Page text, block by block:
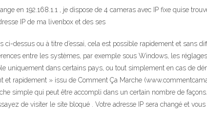
en 192.168.1.1 , je dispose de 4 cameras avec IP fixe quise
IP de ma livenbox et des ses
dessus ou à titre d’essai, cela est possible rapidement et sans
entre les systèmes, par exemple sous Windows, les
uniquement dans certains pays, ou tout simplement en cas de
rapidement » issu de Comment Ça Marche
simple qui peut être accompli dans un certain nombre de
de visiter le site bloqué . Votre adresse IP sera changé et